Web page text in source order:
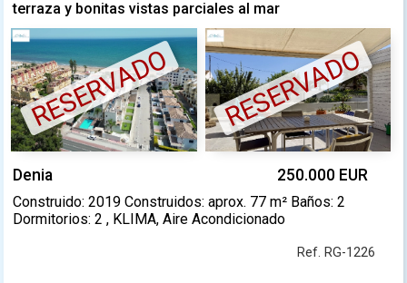
terraza y bonitas vistas parciales al mar
RESERVADO RESERVADO
Denia 250.000 EUR
Construido: 2019 Construidos: aprox. 77 m² Baños: 2
Dormitorios: 2 , KLIMA, Aire Acondicionado
Ref. RG-1226